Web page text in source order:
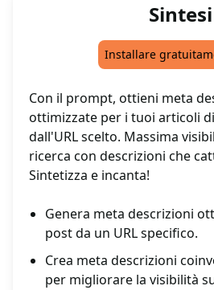
Sintesi
Installare
Con il prompt, ottieni meta
ottimizzate per i tuoi articoli
dall'URL scelto. Massima
ricerca con descrizioni che
Sintetizza e incanta!
Genera meta descrizioni
post da un URL specifico.
Crea meta descrizioni
per migliorare la visibilità